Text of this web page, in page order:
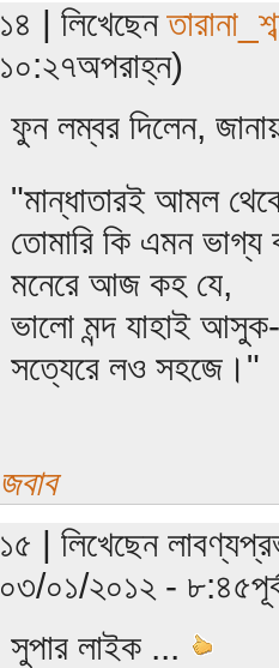
১৪ | লিখেছেন
১০:২৭অপরাহ্ন)
ফুন লম্বর দিলেন,
"মান্ধাতারই আমল
তোমারি কি এমন ভাগ্য
মনেরে আজ কহ যে,
ভালো মন্দ যাহাই আসুক-
সত্যেরে লও সহজে।"
জবাব
১৫ | লিখেছেন
০৩/০১/২০১২ -
সুপার লাইক ...